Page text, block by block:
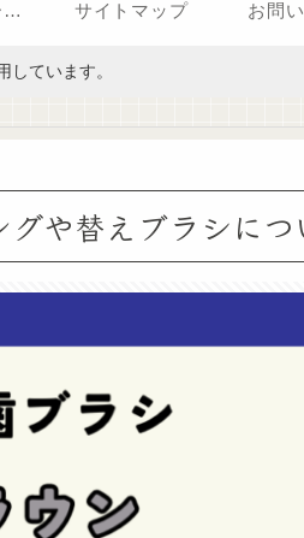
プライバシーポリシー（改正電気通信事業法・外部送信規律に関する事項を含む） サイトマップ お問
しています。
や替えブラシに